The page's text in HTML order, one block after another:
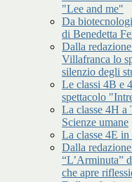
"Lee and me"
Da
di Benedetta
Dalla
Villafranca lo
silenzio degli
Le classi 4B e
spettacolo
La classe 4H a
Scienze umane
La classe 4E
Dalla
“L’Arminuta”
che apre